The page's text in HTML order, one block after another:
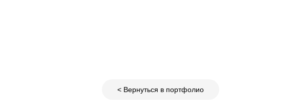
< Вернуться в портфолио